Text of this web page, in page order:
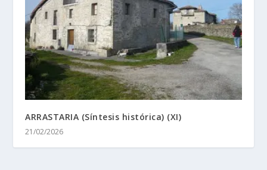
ARRASTARIA (Síntesis histórica) (XI)
21/02/2026